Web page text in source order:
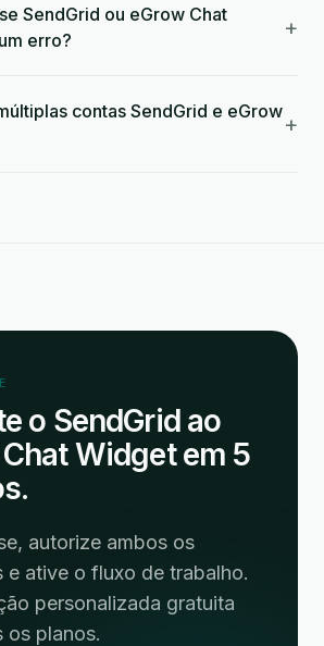
SendGrid ou eGrow Chat
erro?
+
contas SendGrid e eGrow+
o SendGrid ao
Widget em 5
autorize ambos os
e ative o fluxo de trabalho.
personalizada gratuita
os planos.